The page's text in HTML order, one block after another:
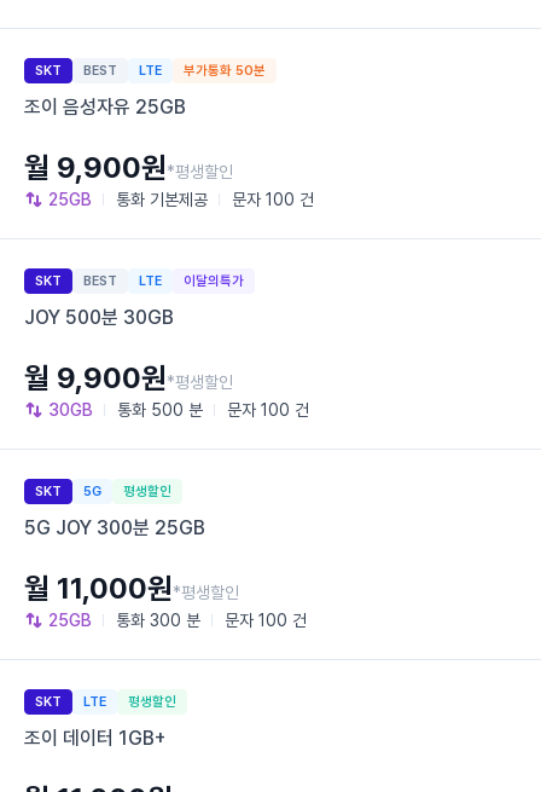
SKT BEST LTE 부가통화 50분
조이 음성자유 25GB
25GB 통화 기본제공 문자 100 건
월 9,900원*평생할인
SKT BEST LTE 이달의특가
JOY 500분 30GB
30GB 통화 500 분 문자 100 건
월 9,900원*평생할인
SKT 5G 평생할인
5G JOY 300분 25GB
25GB 통화 300 분 문자 100 건
월 11,000원*평생할인
SKT LTE 평생할인
조이 데이터 1GB+